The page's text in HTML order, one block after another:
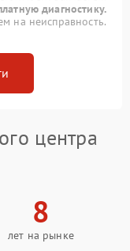
диагностику.
на неисправность.
центра
8
лет на рынке